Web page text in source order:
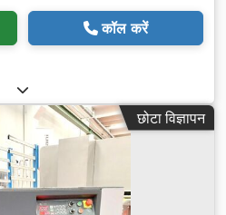
कॉल करें
छोटा विज्ञापन